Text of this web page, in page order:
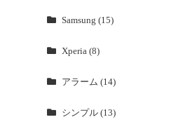
Samsung (15)
Xperia (8)
アラーム (14)
シンプル (13)